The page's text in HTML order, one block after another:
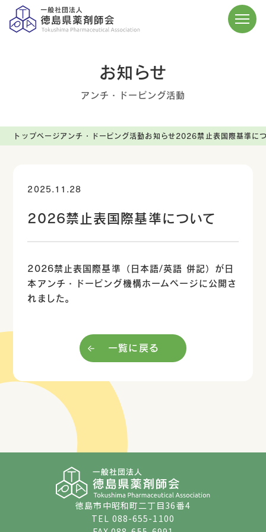
お知らせ
アンチ・ドーピング活動
トップページアンチ・ドーピング活動お知らせ2026禁止表国際基準に
2025.11.28
2026禁止表国際基準について
2026禁止表国際基準（日本語/英語 併記）が日
本アンチ・ドーピング機構ホームページに公開さ
れました。
一覧に戻る
徳島市中昭和町二丁目36番4
TEL 088-655-1100